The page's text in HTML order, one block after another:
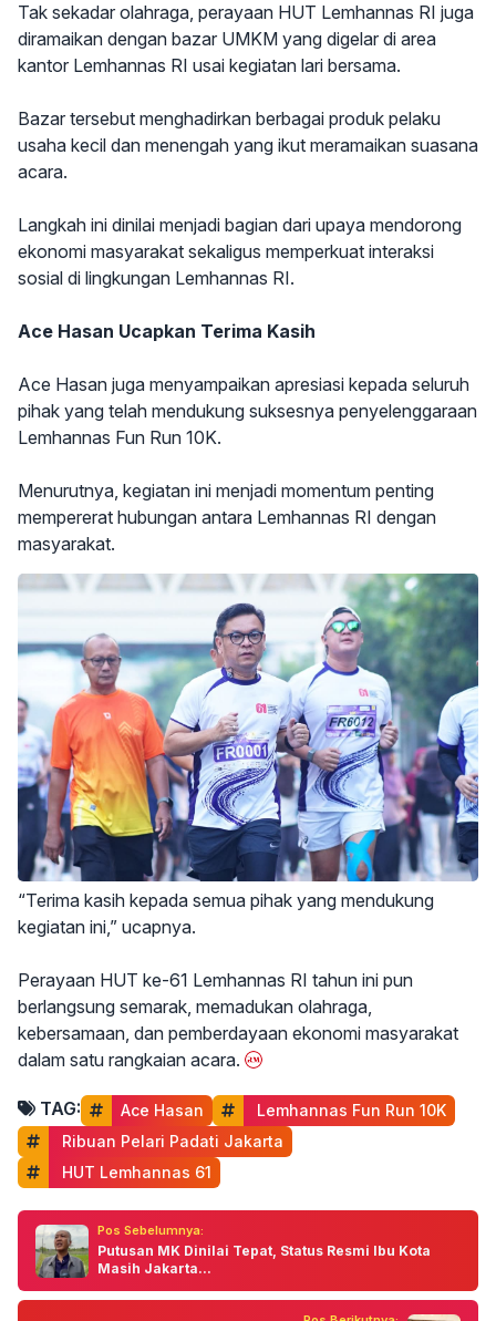
Tak sekadar olahraga, perayaan HUT Lemhannas RI juga
diramaikan dengan bazar UMKM yang digelar di area
kantor Lemhannas RI usai kegiatan lari bersama.
Bazar tersebut menghadirkan berbagai produk pelaku
usaha kecil dan menengah yang ikut meramaikan suasana
acara.
Langkah ini dinilai menjadi bagian dari upaya mendorong
ekonomi masyarakat sekaligus memperkuat interaksi
sosial di lingkungan Lemhannas RI.
Ace Hasan Ucapkan Terima Kasih
Ace Hasan juga menyampaikan apresiasi kepada seluruh
pihak yang telah mendukung suksesnya penyelenggaraan
Lemhannas Fun Run 10K.
Menurutnya, kegiatan ini menjadi momentum penting
mempererat hubungan antara Lemhannas RI dengan
masyarakat.
“Terima kasih kepada semua pihak yang mendukung
kegiatan ini,” ucapnya.
Perayaan HUT ke-61 Lemhannas RI tahun ini pun
berlangsung semarak, memadukan olahraga,
kebersamaan, dan pemberdayaan ekonomi masyarakat
dalam satu rangkaian acara.
TAG: Ace Hasan
Lemhannas Fun Run 10K
Ribuan Pelari Padati Jakarta
HUT Lemhannas 61
Pos Sebelumnya:
Putusan MK Dinilai Tepat, Status Resmi Ibu Kota
Masih Jakarta...